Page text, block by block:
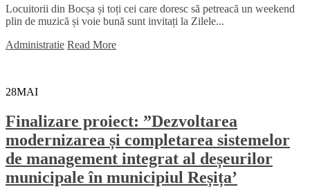
Locuitorii din Bocșa și toți cei care doresc să petreacă un weekend
plin de muzică și voie bună sunt invitați la Zilele...
Administratie Read More
28MAI
Finalizare proiect: ”Dezvoltarea
modernizarea și completarea sistemelor
de management integrat al deșeurilor
municipale în municipiul Reșița’